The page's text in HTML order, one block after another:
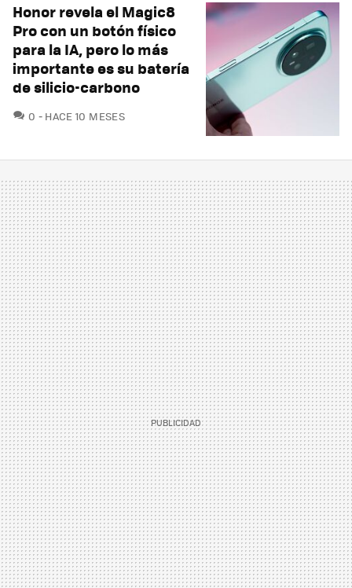
Honor revela el Magic8
Pro con un botón físico
para la IA, pero lo más
importante es su batería
de silicio-carbono
0 COMENTARIOS
HACE 10 MESES